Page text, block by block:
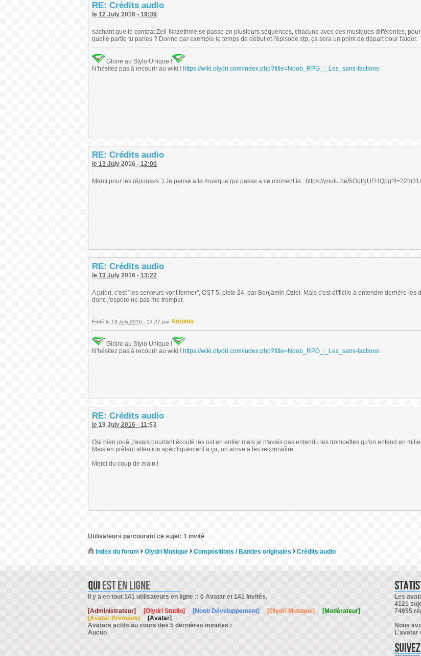
RE: Crédits audio
le 12 July 2016 - 19:39
sachant que le combat Zell-Nazetrime se passe en plusieurs séquences, chacune avec des musiques différentes,
quelle partie tu parles ? Donne par exemple le temps de début et l'épisode stp, ça sera un point de départ pour t'aider.
Gloire au Stylo Unique !
N'hésitez pas à recourir au wiki ! https://wiki.olydri.com/index.php?title=Noob_RPG_:_Les_sans-factions
RE: Crédits audio
le 13 July 2016 - 12:00
Merci pour les réponses :) Je pense a la musique qui passe a ce moment la : https://youtu.be/
RE: Crédits audio
le 13 July 2016 - 13:22
A priori, c'est "les serveurs vont fermer", OST 5, piste 24, par Benjamin Oziel. Mais c'est difficile à entendre derrière les
donc j'espère ne pas me tromper.
Édité le 13 July 2016 - 13:27 par Antonia
Gloire au Stylo Unique !
N'hésitez pas à recourir au wiki ! https://wiki.olydri.com/index.php?title=Noob_RPG_:_Les_sans-factions
RE: Crédits audio
le 19 July 2016 - 11:53
Oui bien joué, j'avais pourtant écouté les ost en entier mais je n'avais pas entendu les trompettes qu'on entend en
Mais en prêtant attention spécifiquement a ça, on arrive a les reconnaître.
Merci du coup de main !
Utilisateurs parcourant ce sujet: 1 invité
Index du forum Olydri Musique Compositions / Bandes originales Crédits audio
Il y a en tout 141 utilisateurs en ligne :: 0 Avatar et 141 Invités.
[Administrateur]
[Olydri Studio] [Noob Développement] [Olydri Musique]
[Modérateur]
[Avatar Premium]
[Avatar]
Avatars actifs au cours des 5 dernières minutes :
Aucun
Les
4121
74855
Nous
L'avatar